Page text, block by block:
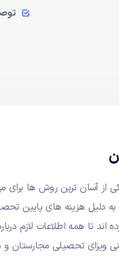
از آسان ترین روش ها
دلیل هزینه های پایین
اند تا همه اطلاعات لازم
تحصیلی مجارستان و